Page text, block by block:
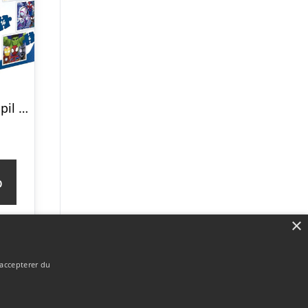
Educa – 4 Puslespil I Kuffert – 6-9-12-16 Brikker – Spidey & His Amazing Friends
×
du